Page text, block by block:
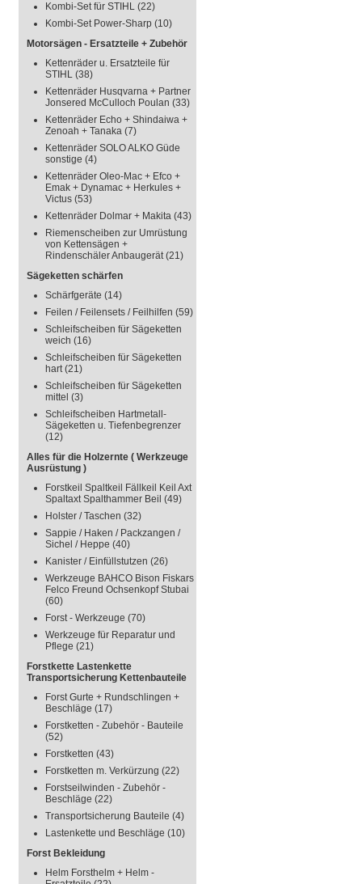
Kombi-Set für STIHL (22)
Kombi-Set Power-Sharp (10)
Motorsägen - Ersatzteile + Zubehör
Kettenräder u. Ersatzteile für
STIHL (38)
Kettenräder Husqvarna + Partner
Jonsered McCulloch Poulan (33)
Kettenräder Echo + Shindaiwa +
Zenoah + Tanaka (7)
Kettenräder SOLO ALKO Güde
sonstige (4)
Kettenräder Oleo-Mac + Efco +
Emak + Dynamac + Herkules +
Victus (53)
Kettenräder Dolmar + Makita (43)
Riemenscheiben zur Umrüstung
von Kettensägen +
Rindenschäler Anbaugerät(21)
Sägeketten schärfen
Schärfgeräte (14)
Feilen / Feilensets / Feilhilfen (59)
Schleifscheiben für Sägeketten
weich (16)
Schleifscheiben für Sägeketten
hart(21)
Schleifscheiben für Sägeketten
mittel (3)
Schleifscheiben Hartmetall-
Sägeketten u. Tiefenbegrenzer
(12)
Alles für die Holzernte ( Werkzeuge
Ausrüstung )
Forstkeil Spaltkeil Fällkeil Keil Axt
Spaltaxt Spalthammer Beil (49)
Holster / Taschen (32)
Sappie / Haken / Packzangen /
Sichel / Heppe (40)
Kanister / Einfüllstutzen (26)
Werkzeuge BAHCO Bison Fiskars
Felco Freund Ochsenkopf Stubai
(60)
Forst - Werkzeuge (70)
Werkzeuge für Reparatur und
Pflege (21)
Forstkette Lastenkette
Transportsicherung Kettenbauteile
Forst Gurte + Rundschlingen +
Beschläge (17)
Forstketten - Zubehör - Bauteile
(52)
Forstketten (43)
Forstketten m. Verkürzung (22)
Forstseilwinden - Zubehör -
Beschläge (22)
Transportsicherung Bauteile (4)
Lastenkette und Beschläge (10)
Forst Bekleidung
Helm Forsthelm + Helm -